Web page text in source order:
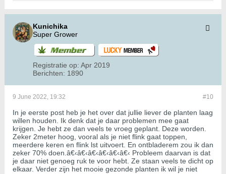
Kunichika
Super Grower
Registratie op: Apr 2019
Berichten: 1890
#10
9 June 2022, 19:32
In je eerste post heb je het over dat jullie liever de planten laag
willen houden. Ik denk dat je daar problemen mee gaat
krijgen. Je hebt ze dan veels te vroeg geplant. Deze worden.
Zeker 2meter hoog, vooral als je niet flink gaat toppen,
meerdere keren en flink lst uitvoert. En ontbladerem zou ik dan
zeker 70% doen.â€‹â€‹â€‹â€‹â€‹â€‹ Probleem daarvan is dat
je daar niet genoeg ruk te voor hebt. Ze staan veels te dicht op
elkaar. Verder zijn het mooie gezonde planten ik wil je niet